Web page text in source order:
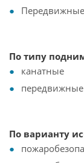
Передвижные
По типу
канатные
передвижные
По варианту